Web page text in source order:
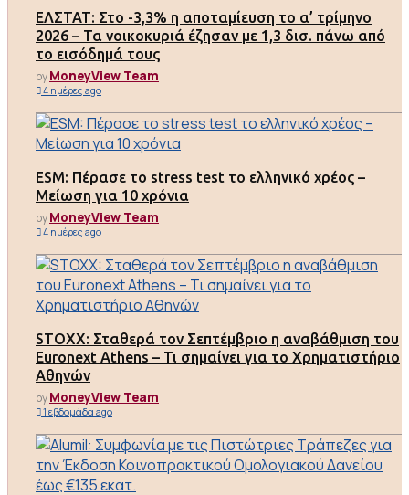
ΕΛΣΤΑΤ: Στο -3,3% η αποταμίευση το α’ τρίμηνο
2026 – Τα νοικοκυριά έζησαν με 1,3 δισ. πάνω από
το εισόδημά τους
byMoneyView Team
4 ημέρες ago
ESM: Πέρασε το stress test το ελληνικό χρέος –
Μείωση για 10 χρόνια
byMoneyView Team
4 ημέρες ago
STOXX: Σταθερά τον Σεπτέμβριο η αναβάθμιση του
Euronext Athens – Τι σημαίνει για το Χρηματιστήριο
Αθηνών
byMoneyView Team
1 εβδομάδα ago